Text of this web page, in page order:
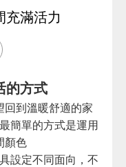
充滿活力
的方式
回到溫暖舒適的家
簡單的方式是運用
顏色
設定不同面向，不